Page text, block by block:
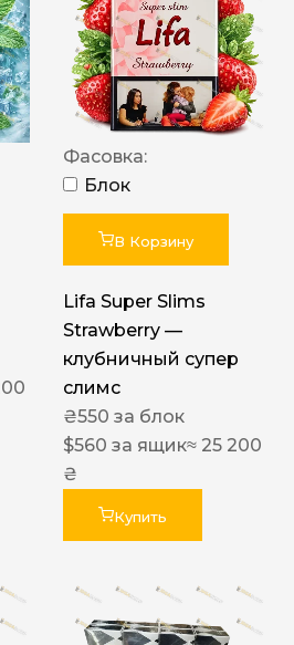
Фасовка:
Блок
В Корзину
Lifa Super Slims
Strawberry —
клубничный супер
слимс
₴550 за блок
$560 за ящик≈ 25 200
₴
Купить